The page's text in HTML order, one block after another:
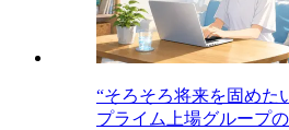
“そろそろ将来を固めた
プライム上場グループ